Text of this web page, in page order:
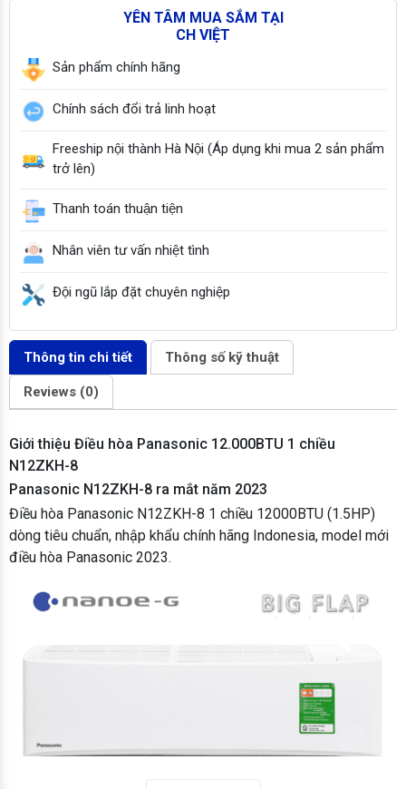
YÊN TÂM MUA SẮM TẠI
CH VIỆT
Sản phẩm chính hãng
Chính sách đổi trả linh hoạt
Freeship nội thành Hà Nội (Áp dụng khi mua 2 sản phẩm
trở lên)
Thanh toán thuận tiện
Nhân viên tư vấn nhiệt tình
Đội ngũ lắp đặt chuyên nghiệp
Thông tin chi tiết Thông số kỹ thuật
Reviews (0)
Giới thiệu Điều hòa Panasonic 12.000BTU 1 chiều
N12ZKH-8
Panasonic N12ZKH-8 ra mắt năm 2023
Điều hòa Panasonic N12ZKH-8 1 chiều 12000BTU (1.5HP)
dòng tiêu chuẩn, nhập khẩu chính hãng Indonesia, model mới
điều hòa Panasonic 2023.